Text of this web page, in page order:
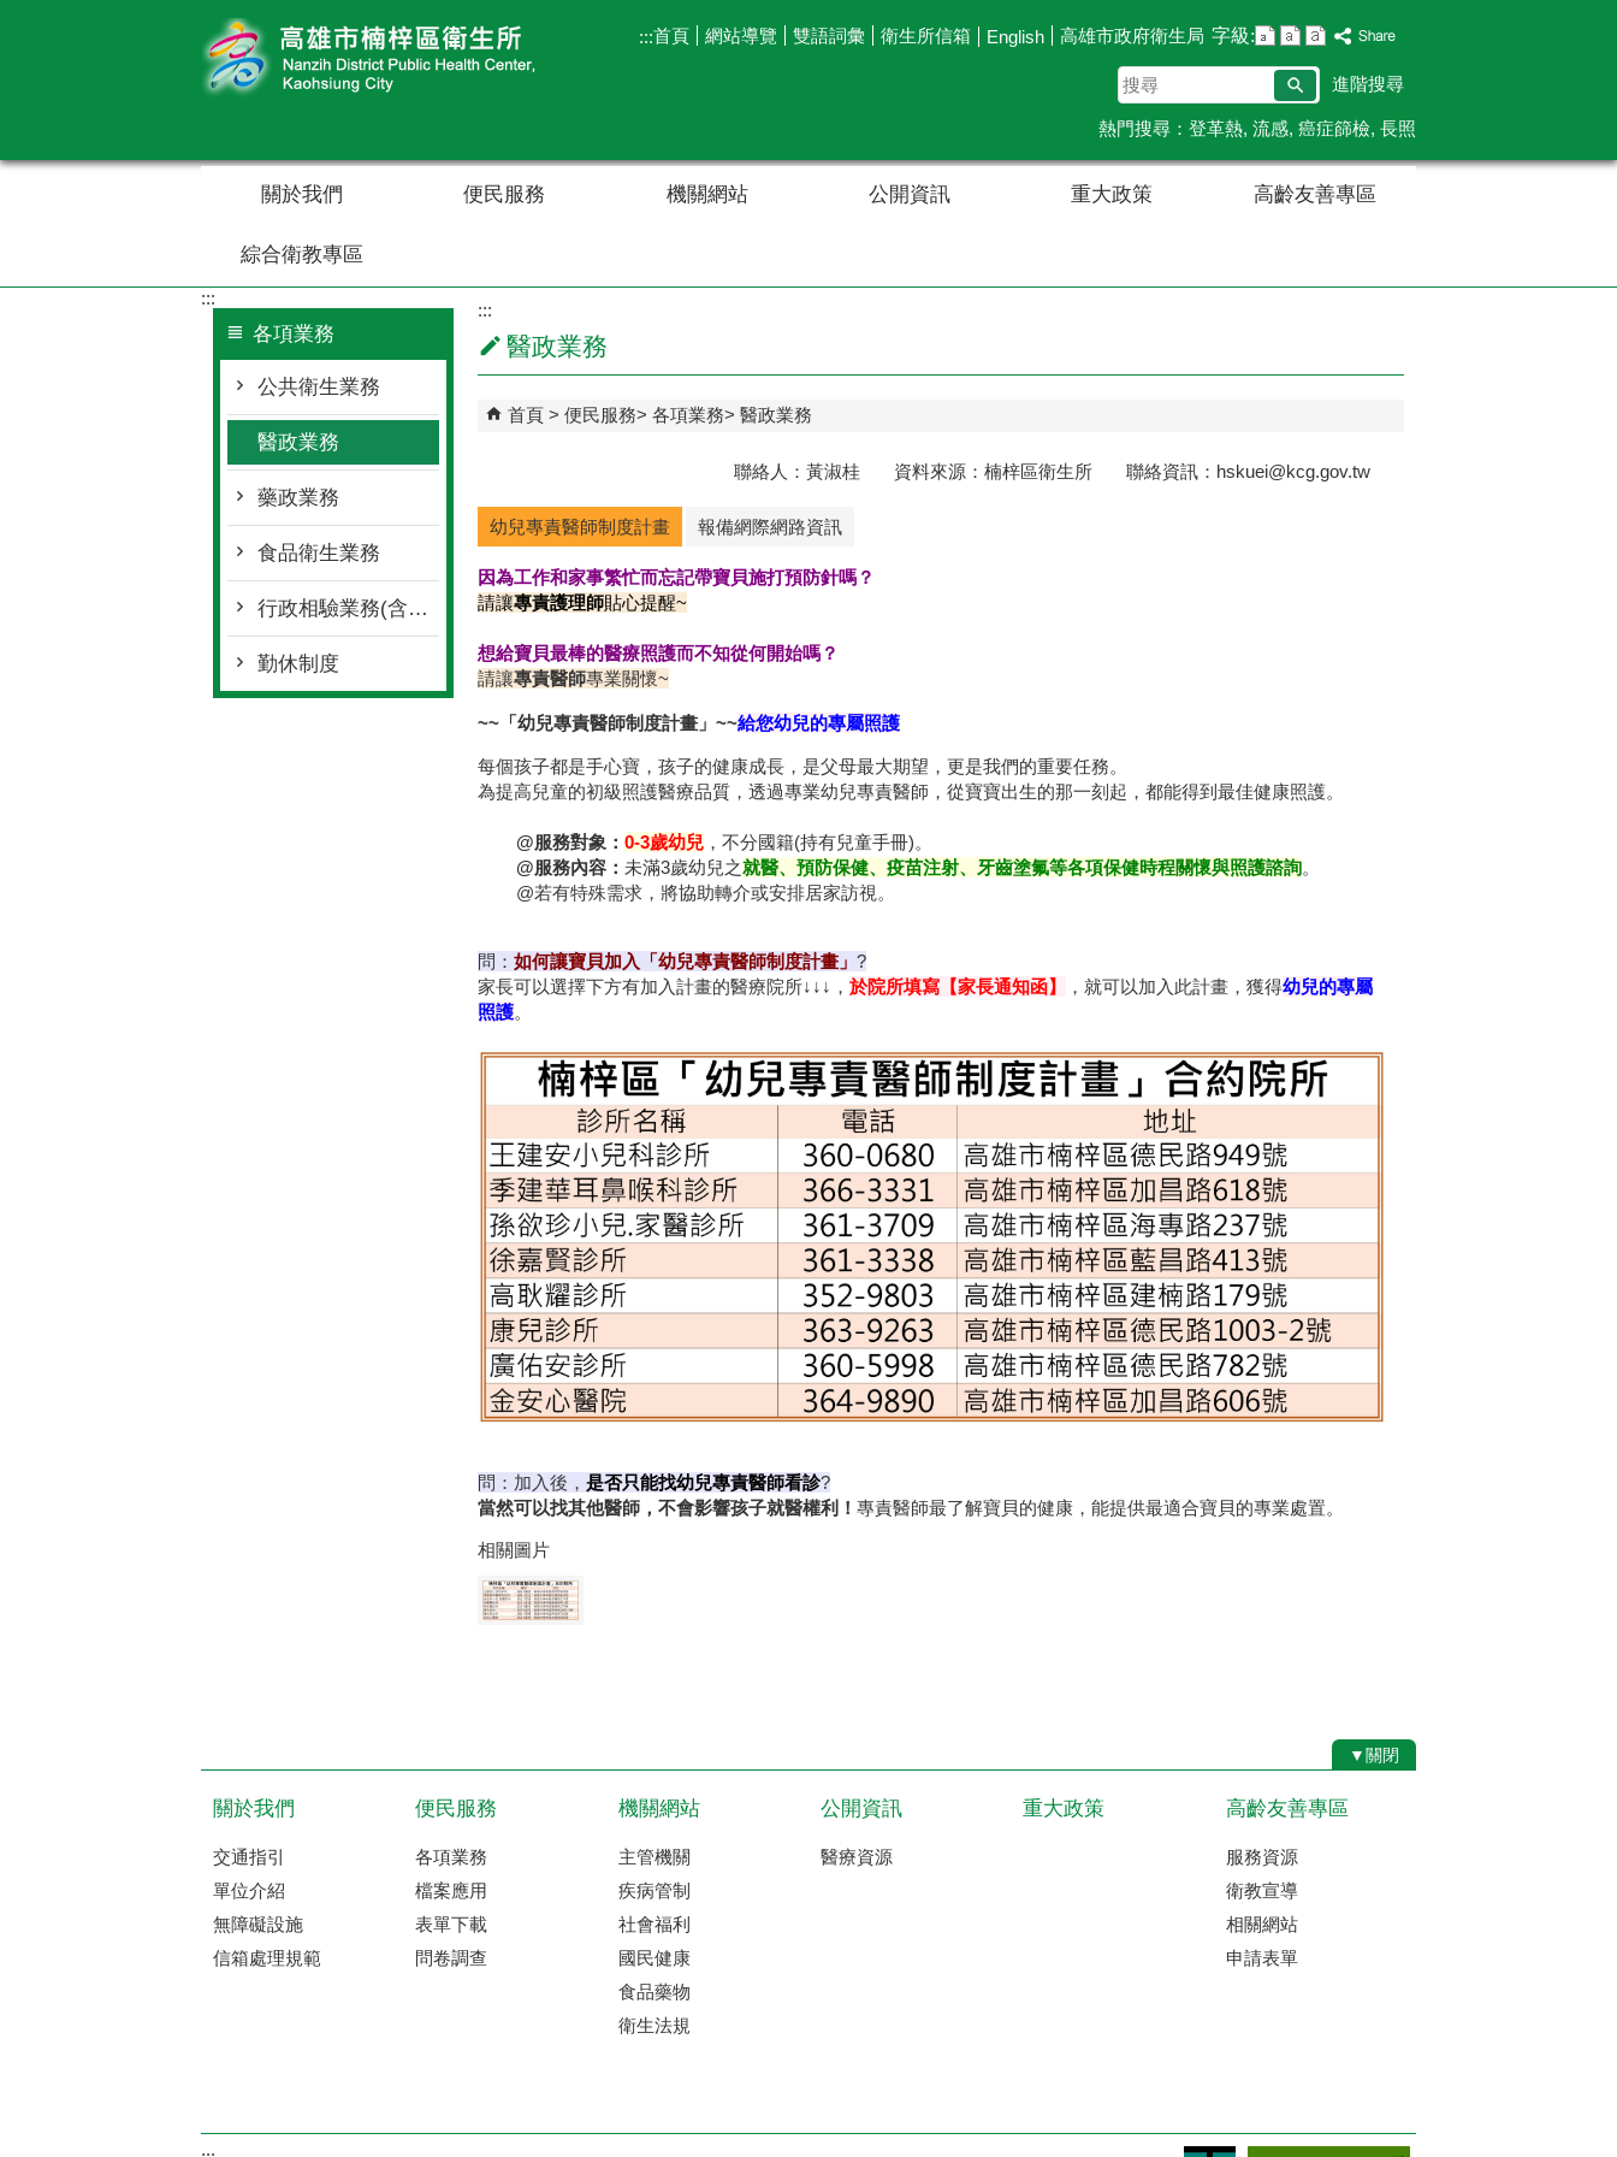
:::首頁 網站導覽 雙語詞彙 衛生所信箱 English 高雄市政府衛生局 字級:
搜
尋
進階搜尋
熱門搜尋： 登革熱 流感 癌症篩檢 長照
關於我們 便民服務 機關網站 公開資訊 重大政策 高齡友善專區
綜合衛教專區
:::
各項業務
公共衛生業務
醫政業務
藥政業務
食品衛生業務
行政相驗業務(含開立死亡證明書)
勤休制度
:::
醫政業務
首頁 便民服務 各項業務 醫政業務
聯絡人：黃淑桂 資料來源：楠梓區衛生所 聯絡資訊：hskuei@kcg.gov.tw
幼兒專責醫師制度計畫 報備網際網路資訊
因為工作和家事繁忙而忘記帶寶貝施打預防針嗎？
請讓專責護理師貼心提醒~
想給寶貝最棒的醫療照護而不知從何開始嗎？
請讓專責醫師專業關懷~
~~「幼兒專責醫師制度計畫」~~給您幼兒的專屬照護
每個孩子都是手心寶，孩子的健康成長，是父母最大期望，更是我們的重要任務。
為提高兒童的初級照護醫療品質，透過專業幼兒專責醫師，從寶寶出生的那一刻起，都能得到最佳健康照護。
@服務對象： 0-3歲幼兒 ，不分國籍(持有兒童手冊)。
@服務內容： 未滿3歲幼兒之就醫、預防保健、疫苗注射、牙齒塗氟等各項保健時程關懷與照護諮詢。
@若有特殊需求，將協助轉介或安排居家訪視。
問： 如何讓寶貝加入「幼兒專責醫師制度計畫」 ?
家長可以選擇下方有加入計畫的醫療院所↓↓↓， 於院所填寫【家長通知函】 ，就可以加入此計畫，獲得幼兒的專屬
照護。
問：加入後， 是否只能找幼兒專責醫師看診?
當然可以找其他醫師，不會影響孩子就醫權利！ 專責醫師最了解寶貝的健康，能提供最適合寶貝的專業處置。
相關圖片
▼關閉
關於我們
交通指引
單位介紹
無障礙設施
信箱處理規範
便民服務
各項業務
檔案應用
表單下載
問卷調查
機關網站
主管機關
疾病管制
社會福利
國民健康
食品藥物
衛生法規
公開資訊
醫療資源
重大政策 高齡友善專區
服務資源
衛教宣導
相關網站
申請表單